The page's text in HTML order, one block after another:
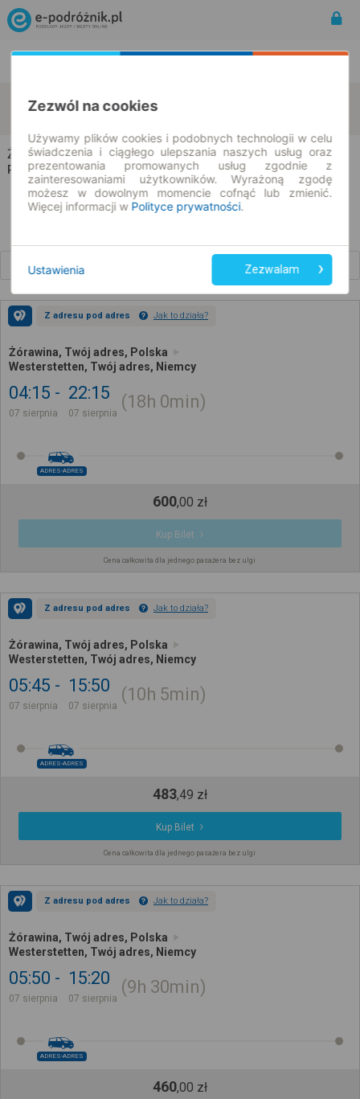
Żórawina
Westerstetten
Żórawina → Westerstetten
Rozkład jazdy i bilety
Z adresu pod adres Jak to działa?
Żórawina, Twój adres, Polska
Westerstetten, Twój adres, Niemcy
04:15
07 sierpnia
22:15
07 sierpnia
18h 0min
ADRES-ADRES
600,00 zł
Kup Bilet
Cena całkowita dla jednego pasażera bez ulgi
Z adresu pod adres Jak to działa?
Żórawina, Twój adres, Polska
Westerstetten, Twój adres, Niemcy
05:45
07 sierpnia
15:50
07 sierpnia
10h 5min
ADRES-ADRES
483,49 zł
Kup Bilet
Cena całkowita dla jednego pasażera bez ulgi
Z adresu pod adres Jak to działa?
Żórawina, Twój adres, Polska
Westerstetten, Twój adres, Niemcy
05:50
07 sierpnia
15:20
07 sierpnia
9h 30min
ADRES-ADRES
460,00 zł
Zezwól na cookies
Używamy plików cookies i podobnych technologii w celu
świadczenia i ciągłego ulepszania naszych usług oraz
prezentowania promowanych usług zgodnie z
zainteresowaniami użytkowników. Wyrażoną zgodę
możesz w dowolnym momencie cofnąć lub zmienić.
Więcej informacji w Polityce prywatności.
Ustawienia Zezwalam